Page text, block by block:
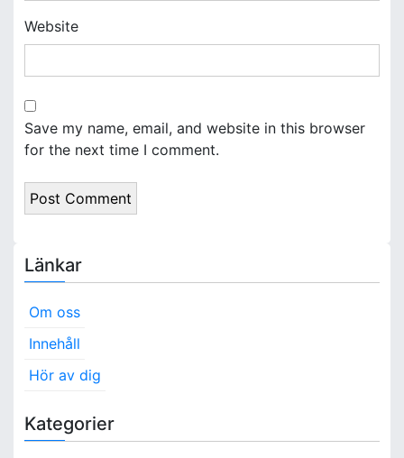
Website
Save my name, email, and website in this browser
for the next time I comment.
Länkar
Om oss
Innehåll
Hör av dig
Kategorier